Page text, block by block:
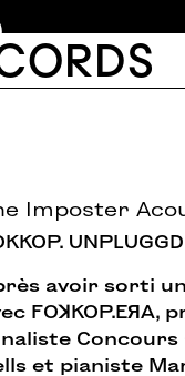
Imposter
UNPLUGGD
avoir sorti
et pianiste